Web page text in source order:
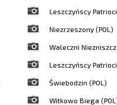
Leszczyńscy
Niezrzeszony (POL)
Waleczni
Leszczyńscy
Świebodzin (POL)
Witkowo Biega